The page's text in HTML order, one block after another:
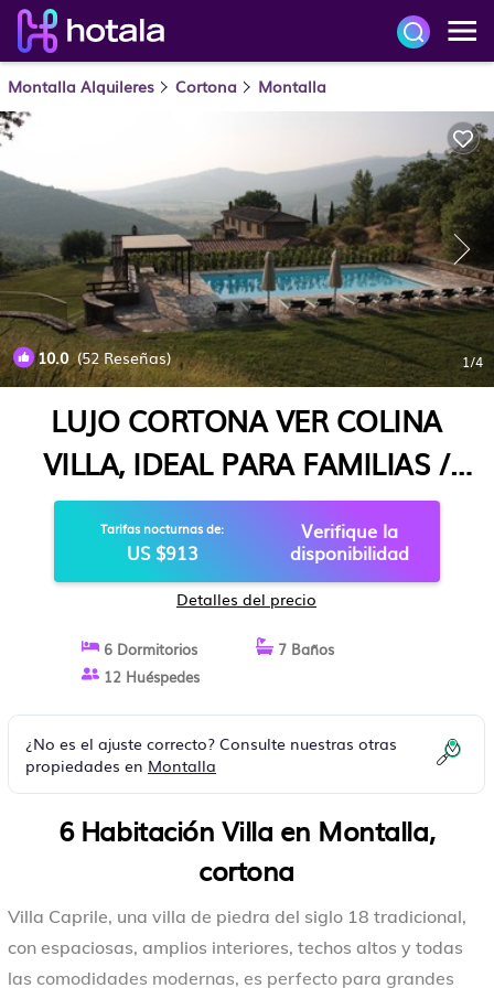
Montalla Alquileres Cortona Montalla
10.0(52 Reseñas) 1/4
LUJO CORTONA VER COLINA
VILLA, IDEAL PARA FAMILIAS /
GRUPOS; A / C Y PISCINA
CLIMATIZADA | VILLA EN
CORTONA
Tarifas nocturnas de:
US $913
Verifique la
disponibilidad
Detalles del precio
6 Dormitorios
7 Baños
12 Huéspedes
¿No es el ajuste correcto? Consulte nuestras otras
propiedades en Montalla
6 Habitación Villa en Montalla,
cortona
Villa Caprile, una villa de piedra del siglo 18 tradicional,
con espaciosas, amplios interiores, techos altos y todas
las comodidades modernas, es perfecto para grandes